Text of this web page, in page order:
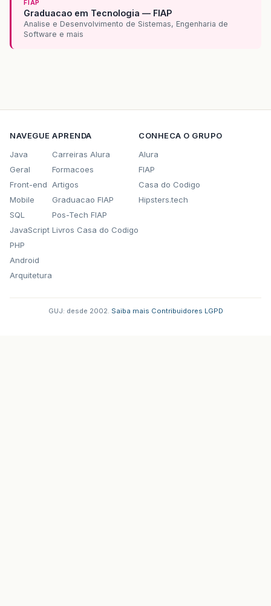
FIAP
Graduacao em Tecnologia — FIAP
Analise e Desenvolvimento de Sistemas, Engenharia de
Software e mais
NAVEGUE
Java
Geral
Front-end
Mobile
SQL
JavaScript
PHP
Android
Arquitetura
APRENDA
Carreiras Alura
Formacoes
Artigos
Graduacao FIAP
Pos-Tech FIAP
Livros Casa do Codigo
CONHECA O GRUPO
Alura
FIAP
Casa do Codigo
Hipsters.tech
GUJ: desde 2002. Saiba mais Contribuidores LGPD